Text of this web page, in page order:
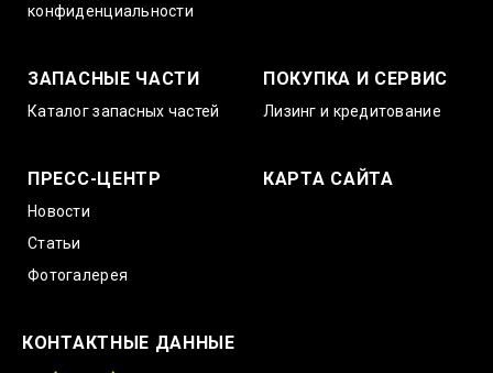
конфиденциальности
ЗАПАСНЫЕ ЧАСТИ
Каталог запасных частей
ПОКУПКА И СЕРВИС
Лизинг и кредитование
ПРЕСС-ЦЕНТР
Новости
Статьи
Фотогалерея
КАРТА САЙТА
КОНТАКТНЫЕ ДАННЫЕ